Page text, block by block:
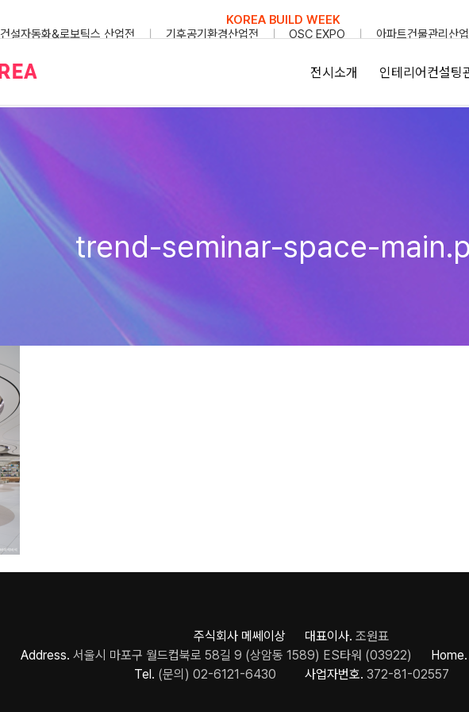
KOREA BUILD WEEK
건설자동화&로보틱스 산업전 기후공기환경산업전 OSC EXPO 아파트건물관리산
전시소개 인테리어컨설팅
trend-seminar-space-
주식회사 메쎄이상 대표이사. 조원표
Address. 서울시 마포구 월드컵북로 58길 9 (상암동 1589) ES타워 (03922) Home.
Tel. (문의) 02-6121-6430 사업자번호. 372-81-02557